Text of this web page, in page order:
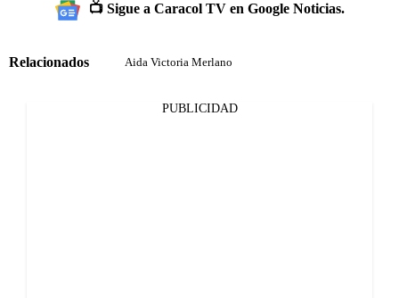
📺 Sigue a Caracol TV en Google Noticias.
Relacionados Aida Victoria Merlano
PUBLICIDAD